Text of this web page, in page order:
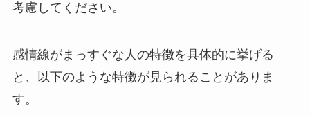
考慮してください。
感情線がまっすぐな人の特徴を具体的に挙げる
と、以下のような特徴が見られることがありま
す。